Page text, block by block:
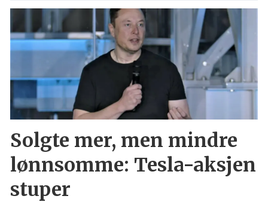
Solgte mer, men mindre
lønnsomme: Tesla-aksjen
stuper